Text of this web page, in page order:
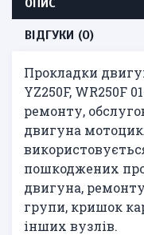
ОПИС
ВІДГУКИ (0)
Прокладки
YZ250F, WR250F
ремонту,
двигуна
пошкоджених
двигуна,
групи, кришок
інших вузлів.